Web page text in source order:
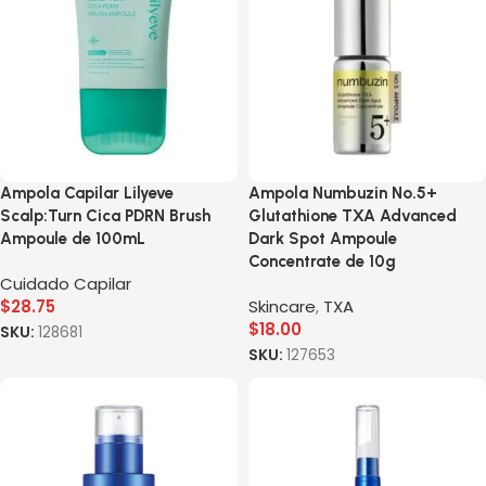
Ampola Capilar Lilyeve
Scalp:Turn Cica PDRN Brush
Ampoule de 100mL
Cuidado Capilar
$28.75
SKU: 128681
Ampola Numbuzin No.5+
Glutathione TXA Advanced
Dark Spot Ampoule
Concentrate de 10g
Skincare, TXA
$18.00
SKU: 127653